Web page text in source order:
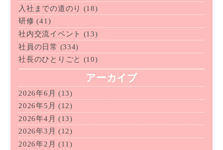
入社までの道のり (18)
研修 (41)
社内交流イベント (13)
社員の日常 (334)
社長のひとりごと (10)
アーカイブ
2026年6月 (13)
2026年5月 (12)
2026年4月 (13)
2026年3月 (12)
2026年2月 (11)